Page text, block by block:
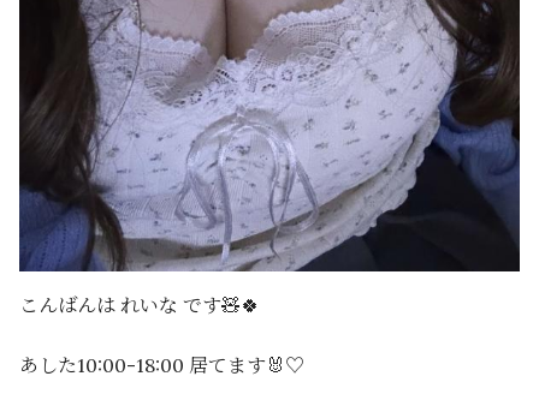
こんばんは れいな です🧸🍀
あした10:00-18:00 居てます🐰♡